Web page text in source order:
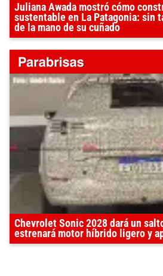
Juliana Awada mostró cómo
sustentable en La Patagonia: sin
de la mano de su cuñado
Chevrolet Sonic 2028 dará un
estrenará motor híbrido ligero y